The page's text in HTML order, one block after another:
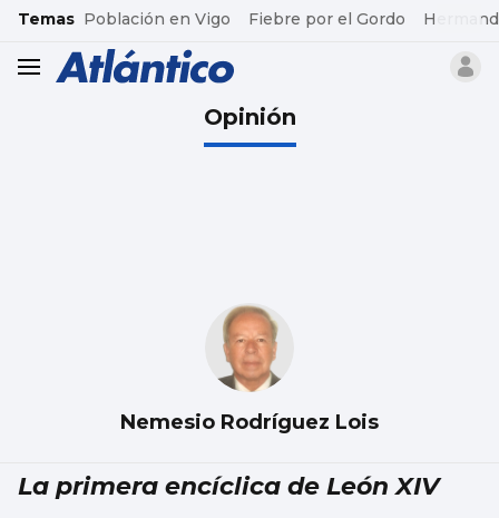
common.go-to-content
Temas Población en Vigo Fiebre por el Gordo
header.menu.open
Opinión
Nemesio Rodríguez Lois
La primera encíclica de León XIV